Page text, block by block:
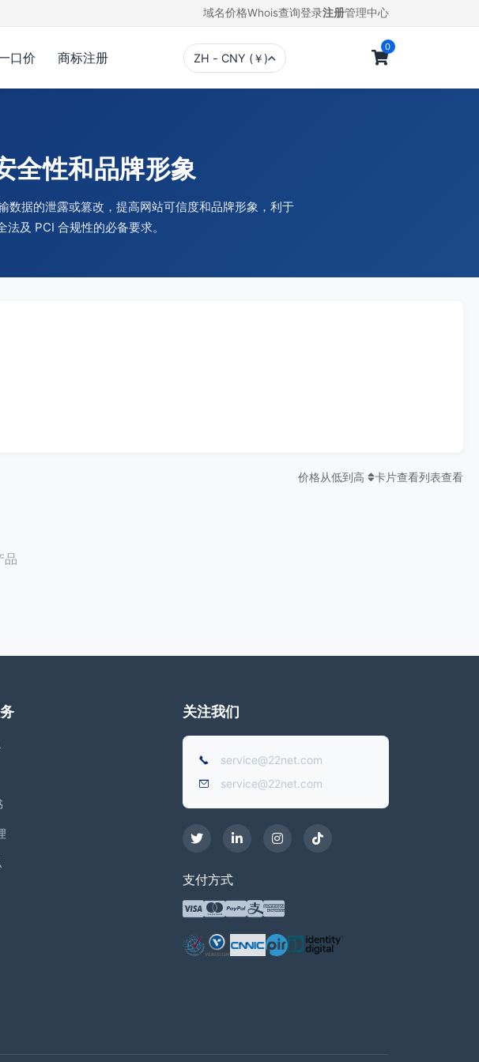
域名价格Whois查询登录注册管理中心
口价 商标注册 ZH - CNY (￥)
0
全性和品牌形象
据的泄露或篡改，提高网站可信度和品牌形象，利于
及 PCI 合规性的必备要求。
价格从低到高 卡片查看列表查看
品
关注我们
service@22net.com
service@22net.com
支付方式